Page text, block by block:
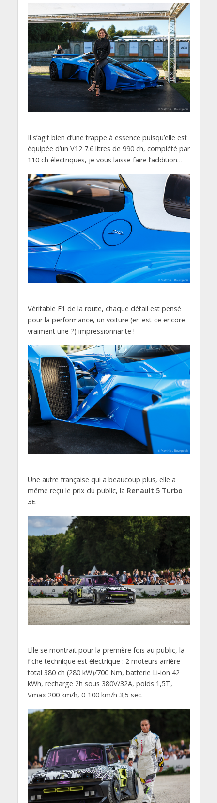
Il s’agit bien d’une trappe à essence puisqu’elle est
équipée d’un V12 7.6 litres de 990 ch, complété par
110 ch électriques, je vous laisse faire l’addition…
Véritable F1 de la route, chaque détail est pensé
pour la performance, un voiture (en est-ce encore
vraiment une ?) impressionnante !
Une autre française qui a beaucoup plus, elle a
même reçu le prix du public, la Renault 5 Turbo
3E.
Elle se montrait pour la première fois au public, la
fiche technique est électrique : 2 moteurs arrière
total 380 ch (280 kW)/700 Nm, batterie Li-ion 42
kWh, recharge 2h sous 380V/32A, poids 1,5T,
Vmax 200 km/h, 0-100 km/h 3,5 sec.